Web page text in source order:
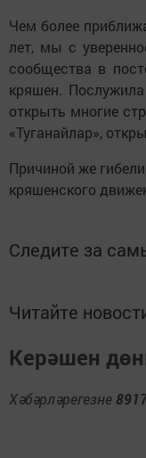
Чем более
лет, мы с
сообщества в
кряшен.
открыть многие
«Туганайлар»,
Причиной же
кряшенского
Следите за
Читайте
Керәшен
Хәбәрләрегезне